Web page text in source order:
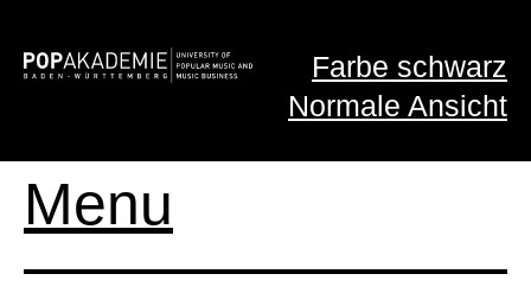
Farbe schwarz
Normale Ansicht
Menu